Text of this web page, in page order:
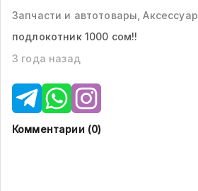
Запчасти и автотовары,
подлокотник 1000 сом!!
3 года назад
Комментарии (0)